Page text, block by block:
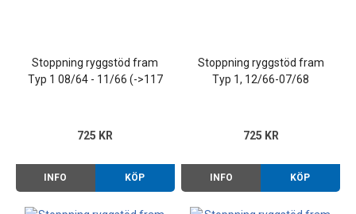
Stoppning ryggstöd fram
Typ 1 08/64 - 11/66 (->117
725 KR
INFO KÖP
Stoppning ryggstöd fram
Typ 1, 12/66-07/68
725 KR
INFO KÖP